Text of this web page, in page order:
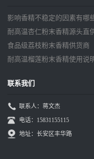
影响香精不稳定的因素有哪
耐高温杏仁粉末香精源头直
食品级荔枝粉末香精供货商
耐高温榴莲粉末香精使用说
联系我们
联系人：蒋文杰
电话：15831155115
地址：长安区丰华路